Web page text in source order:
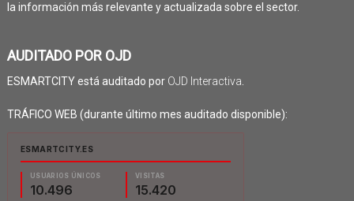
la información más relevante y actualizada sobre el sector.
AUDITADO POR OJD
ESMARTCITY está auditado por OJD Interactiva
TRÁFICO WEB (durante último mes auditado disponible):